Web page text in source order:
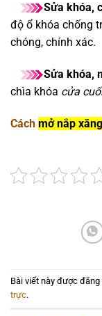
Sửa khóa,
độ ổ khóa chống
chóng, chính xác.
Sửa khóa,
chìa khóa cửa
Cách mở nắp
Bài viết này được đăng
trực.